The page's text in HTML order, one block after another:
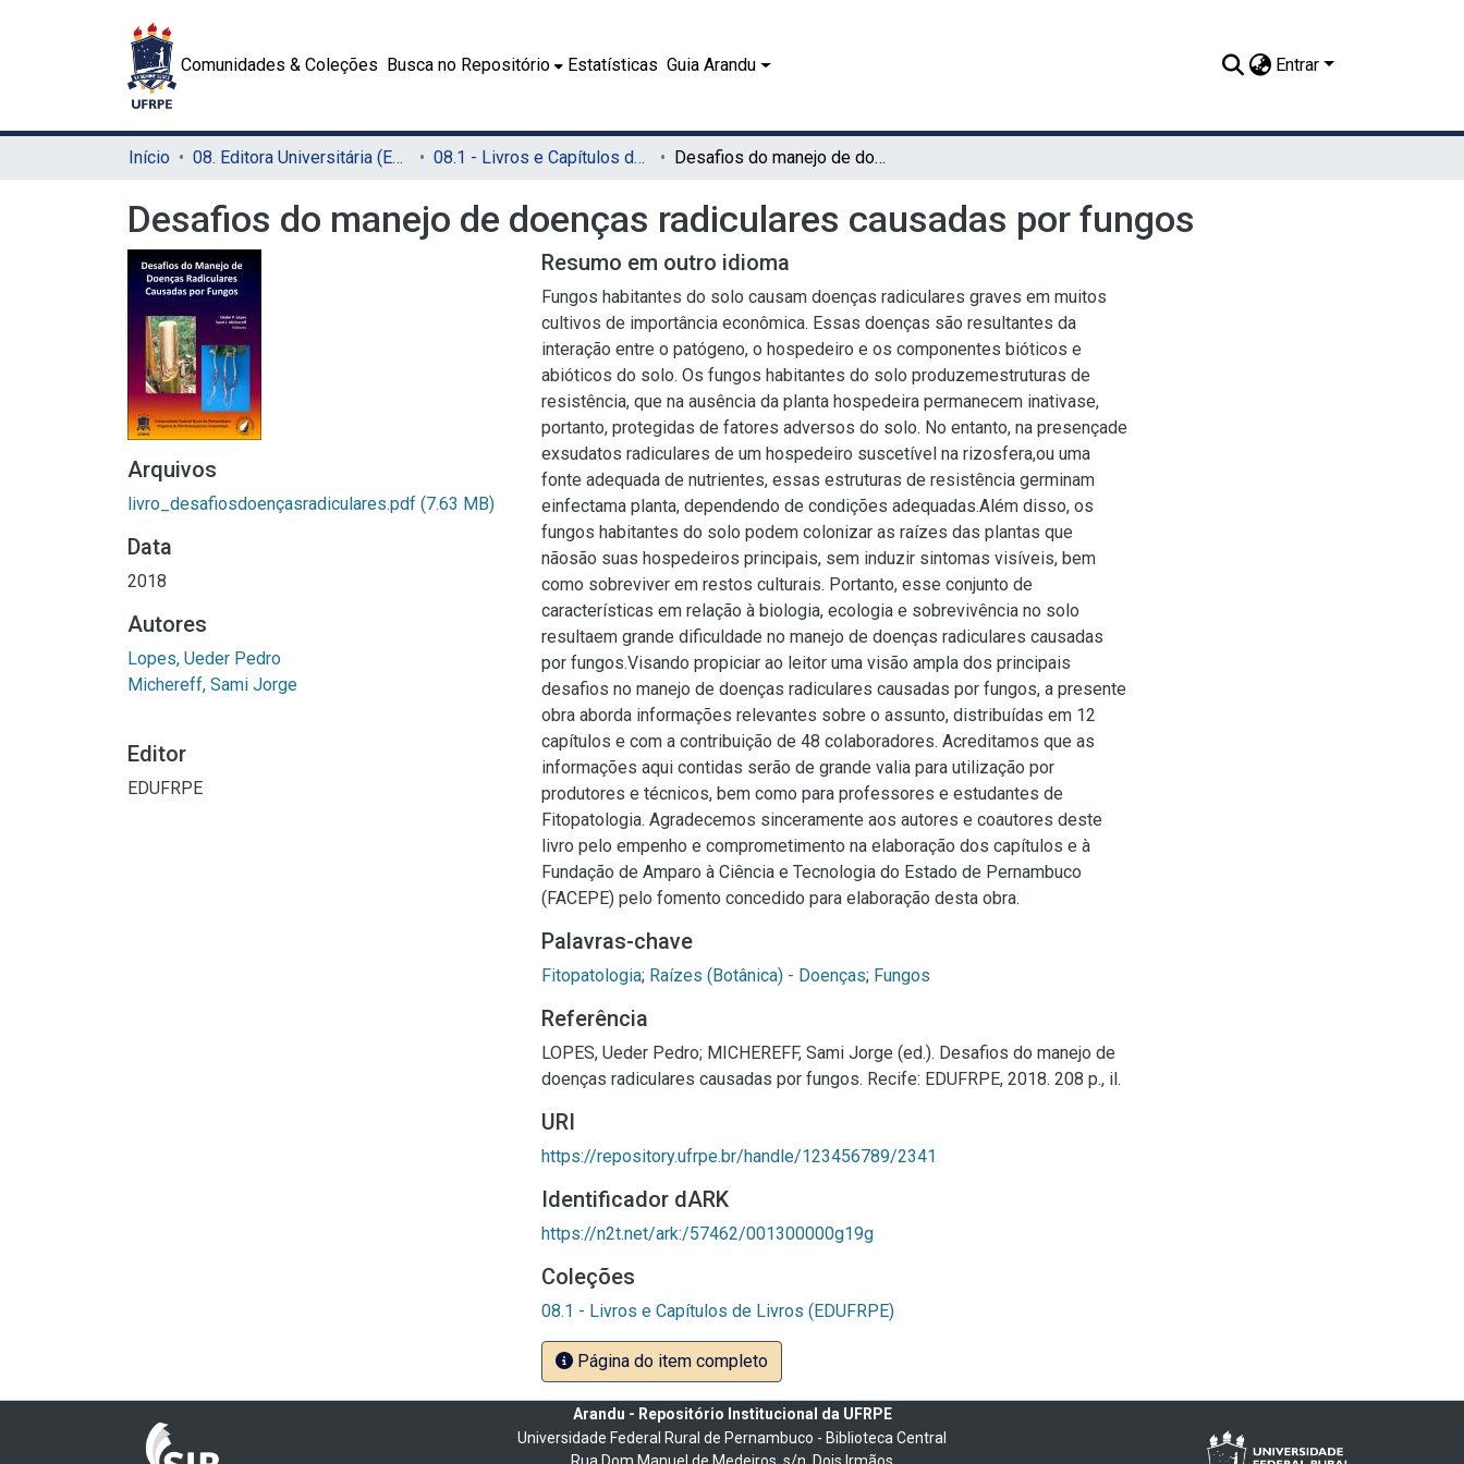
Comunidades & Coleções Busca no Repositório Estatísticas Guia Arandu Entrar
Início 08. Editora Universitária (EDUFRPE) 08.1 - Livros e Capítulos de Livros (EDUFRPE) Desafios do manejo de doenças radiculares causadas por fungos
Desafios do manejo de doenças radiculares causadas por fungos
Arquivos
livro_desafiosdoençasradiculares.pdf (7.63 MB)
Data
2018
Autores
Lopes, Ueder Pedro
Michereff, Sami Jorge
Editor
EDUFRPE
Resumo em outro idioma
Fungos habitantes do solo causam doenças radiculares graves em muitos
cultivos de importância econômica. Essas doenças são resultantes da
interação entre o patógeno, o hospedeiro e os componentes bióticos e
abióticos do solo. Os fungos habitantes do solo produzemestruturas de
resistência, que na ausência da planta hospedeira permanecem inativase,
portanto, protegidas de fatores adversos do solo. No entanto, na presençade
exsudatos radiculares de um hospedeiro suscetível na rizosfera,ou uma
fonte adequada de nutrientes, essas estruturas de resistência germinam
einfectama planta, dependendo de condições adequadas.Além disso, os
fungos habitantes do solo podem colonizar as raízes das plantas que
nãosão suas hospedeiros principais, sem induzir sintomas visíveis, bem
como sobreviver em restos culturais. Portanto, esse conjunto de
características em relação à biologia, ecologia e sobrevivência no solo
resultaem grande dificuldade no manejo de doenças radiculares causadas
por fungos.Visando propiciar ao leitor uma visão ampla dos principais
desafios no manejo de doenças radiculares causadas por fungos, a presente
obra aborda informações relevantes sobre o assunto, distribuídas em 12
capítulos e com a contribuição de 48 colaboradores. Acreditamos que as
informações aqui contidas serão de grande valia para utilização por
produtores e técnicos, bem como para professores e estudantes de
Fitopatologia. Agradecemos sinceramente aos autores e coautores deste
livro pelo empenho e comprometimento na elaboração dos capítulos e à
Fundação de Amparo à Ciência e Tecnologia do Estado de Pernambuco
(FACEPE) pelo fomento concedido para elaboração desta obra.
Palavras-chave
Fitopatologia; Raízes (Botânica) - Doenças; Fungos
Referência
LOPES, Ueder Pedro; MICHEREFF, Sami Jorge (ed.). Desafios do manejo de
doenças radiculares causadas por fungos. Recife: EDUFRPE, 2018. 208 p., il.
URI
https://repository.ufrpe.br/handle/123456789/2341
Identificador dARK
https://n2t.net/ark:/57462/001300000g19g
Coleções
08.1 - Livros e Capítulos de Livros (EDUFRPE)
Página do item completo
Arandu - Repositório Institucional da UFRPE
Universidade Federal Rural de Pernambuco - Biblioteca Central